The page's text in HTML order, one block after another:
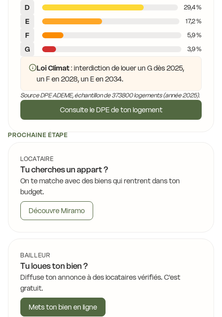
D 29,4 %
E 17,2 %
F 5,9 %
G 3,9 %
Loi Climat: interdiction de louer un G dès 2025,
un F en 2028, un E en 2034.
Source DPE ADEME, échantillon de 373800 logements (année 2025).
Consulte le DPE de ton logement
PROCHAINE ÉTAPE
LOCATAIRE
Tu cherches un appart ?
On te matche avec des biens qui rentrent dans ton
budget.
Découvre Miramo
BAILLEUR
Tu loues ton bien ?
Diffuse ton annonce à des locataires vérifiés. C'est
gratuit.
Mets ton bien en ligne